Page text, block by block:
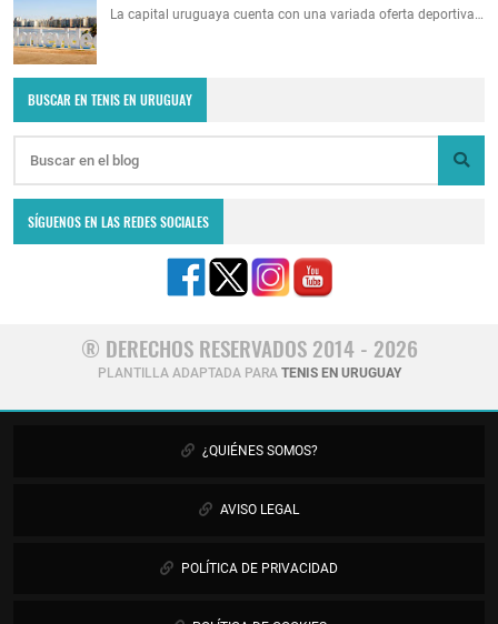
La capital uruguaya cuenta con una variada oferta deportiva…
BUSCAR EN TENIS EN URUGUAY
SÍGUENOS EN LAS REDES SOCIALES
® DERECHOS RESERVADOS 2014 - 2026
PLANTILLA ADAPTADA PARA TENIS EN URUGUAY
¿QUIÉNES SOMOS?
AVISO LEGAL
POLÍTICA DE PRIVACIDAD